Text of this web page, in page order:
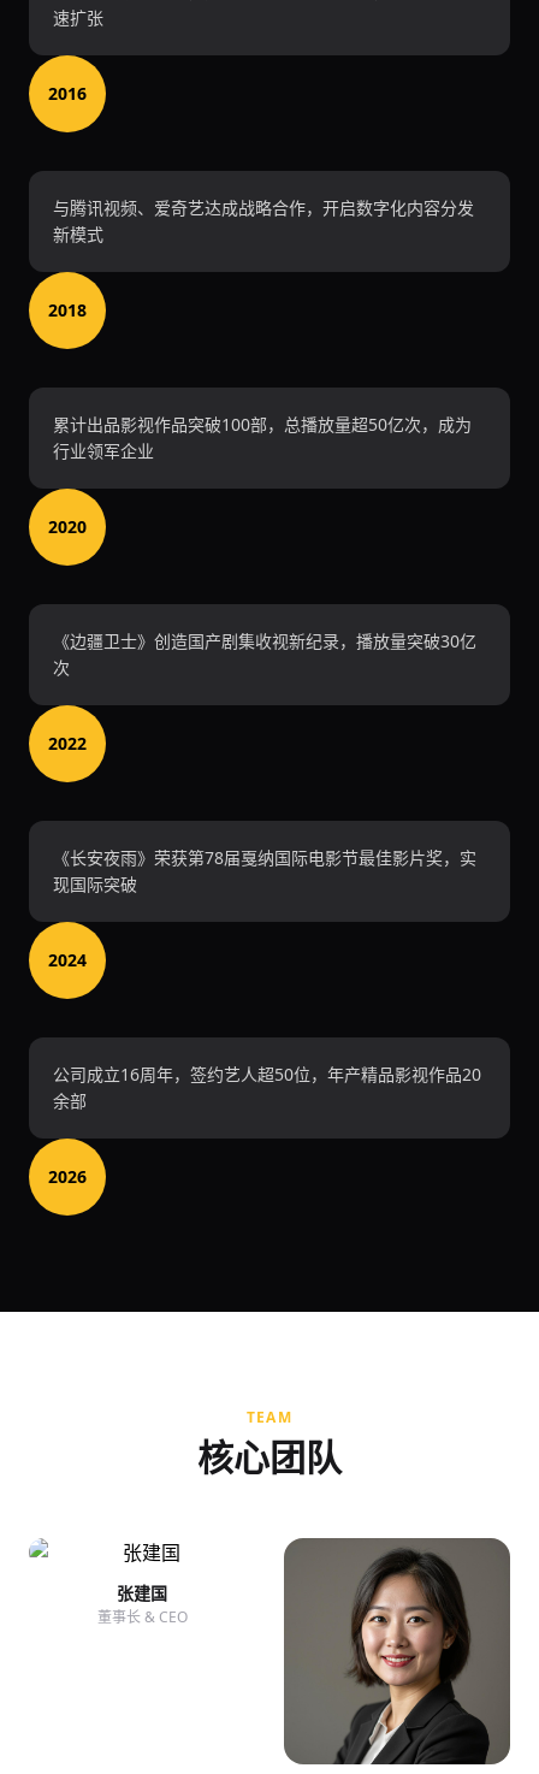
速扩张
2016
与腾讯视频、爱奇艺达成战略合作，开启数字化内容分发
新模式
2018
累计出品影视作品突破100部，总播放量超50亿次，成为
行业领军企业
2020
《边疆卫士》创造国产剧集收视新纪录，播放量突破30亿
次
2022
《长安夜雨》荣获第78届戛纳国际电影节最佳影片奖，实
现国际突破
2024
公司成立16周年，签约艺人超50位，年产精品影视作品20
余部
2026
TEAM
核心团队
张建国
董事长 & CEO